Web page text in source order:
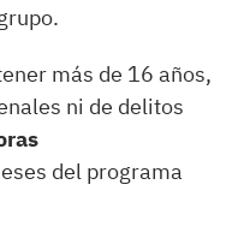
más de 16 años,
ni de delitos
del programa